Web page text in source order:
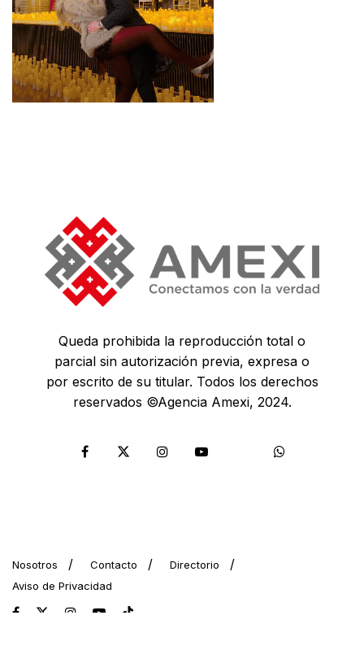
Queda prohibida la reproducción total o
parcial sin autorización previa, expresa o
por escrito de su titular. Todos los derechos
reservados ©Agencia Amexi, 2024.
Nosotros Contacto
Directorio
Aviso de Privacidad